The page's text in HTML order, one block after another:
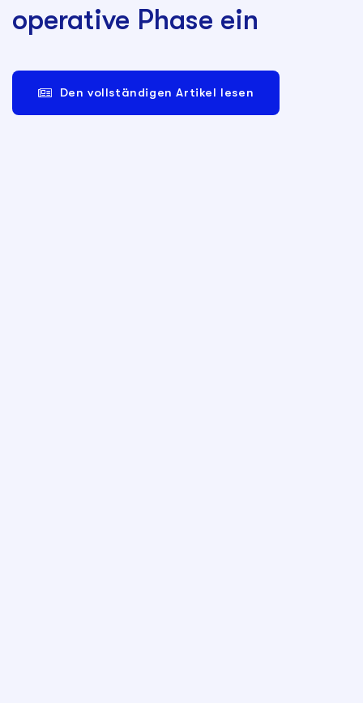
operative Phase ein
Den vollständigen Artikel lesen